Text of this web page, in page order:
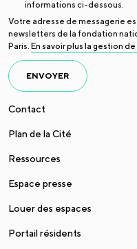
informations ci-dessous.
Votre adresse de messagerie
newsletters de la fondation
Paris. En savoir plus la gestion
ENVOYER
Contact
Plan de la Cité
Ressources
Espace presse
Louer des espaces
Portail résidents